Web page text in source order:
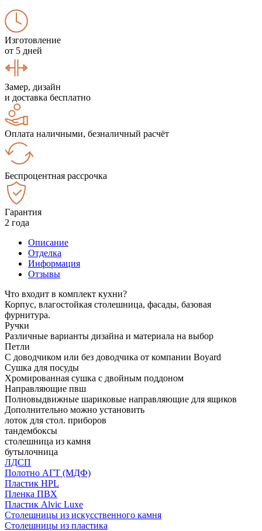
Изготовление
от 5 дней
Замер, дизайн
и доставка бесплатно
Оплата наличными, безналичный расчёт
Беспроцентная рассрочка
Гарантия
2 года
Описание
Отделка
Информация
Отзывы
Что входит в комплект кухни?
Корпус, влагостойкая столешница, фасады, базовая
фурнитура.
Ручки
Различные варианты дизайна и материала на выбор
Петли
С доводчиком или без доводчика от компании Boyard
Сушка для посуды
Хромированная сушка с двойным поддоном
Направляющие пвш
Полновыдвижные шариковые направляющие для ящиков
Дополнительно можно установить
лоток для стол. приборов
тандембоксы
столешница из камня
бутылочница
ЛДСП
Полотно АГТ (МДФ)
Пластик HPL
Пленка ПВХ
Пластик Alvic Luxe
Столешницы из искусственного камня
Столешницы из пластика